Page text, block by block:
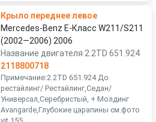
Крыло переднее левое
Mercedes-Benz E-Класс W211/S211
(2002—2006) 2006
Название двигателя 2.2TD 651.924
2118800718
Примечание:2.2TD 651.924 До
рестайлинг/ Рестайлинг,Седан/
Универсал,Серебристый, + Молдинг
Avangarde,Глубокие царапины см.фото